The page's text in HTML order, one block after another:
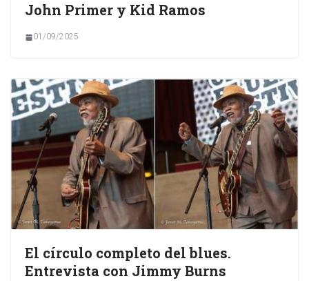
John Primer y Kid Ramos
01/09/2025
El círculo completo del blues.
Entrevista con Jimmy Burns